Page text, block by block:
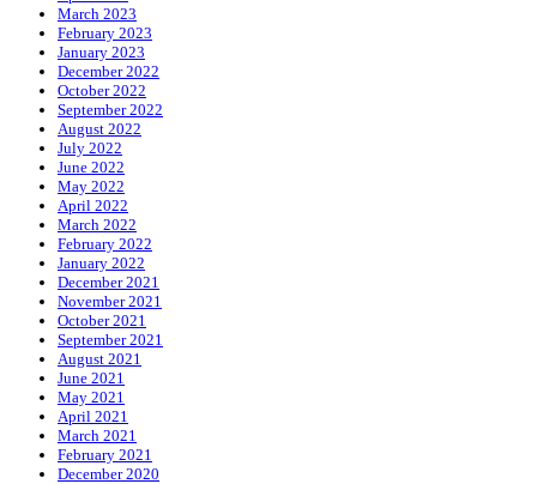
March 2023
February 2023
January 2023
December 2022
October 2022
September 2022
August 2022
July 2022
June 2022
May 2022
April 2022
March 2022
February 2022
January 2022
December 2021
November 2021
October 2021
September 2021
August 2021
June 2021
May 2021
April 2021
March 2021
February 2021
December 2020